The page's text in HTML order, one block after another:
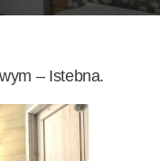
– Istebna.